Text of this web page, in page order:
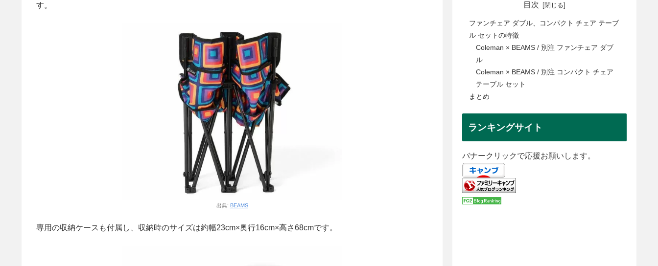
す。
出典: BEAMS
専用の収納ケースも付属し、収納時のサイズは約幅23cm×奥行16cm×高さ68cmです。
目次
ファンチェア ダブル、コンパクト チェア テーブ
ル セットの特徴
Coleman × BEAMS / 別注 ファンチェア ダブ
ル
Coleman × BEAMS / 別注 コンパクト チェア
テーブル セット
まとめ
ランキングサイト
バナークリックで応援お願いします。